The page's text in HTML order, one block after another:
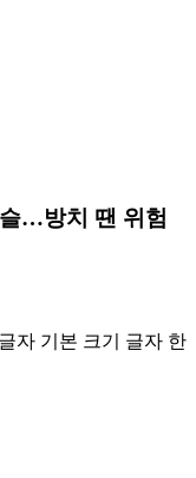
…방치 땐 위험
자 기본 크기 글자 한